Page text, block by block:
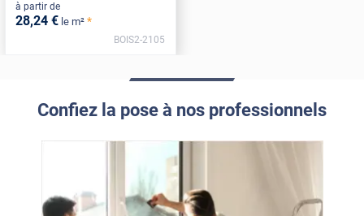
à partir de
28,24 € le m² *
BOIS2-2105
Confiez la pose à nos professionnels